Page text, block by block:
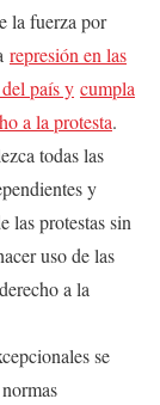
la fuerza por
represión en las
país y cumpla
a la protesta.
todas las
y
las protestas sin
uso de las
a la
se